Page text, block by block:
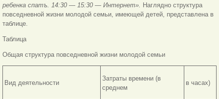
ребенка спатъ. 14:30 — 15:30 — Интернет». Наглядно структура
повседневной жизни молодой семьи, имеющей детей, представлена в
таблице.
Таблица
Общая структура повседневной жизни молодой семьи
Вид деятельности
Затраты времени (в
среднем
в часах)